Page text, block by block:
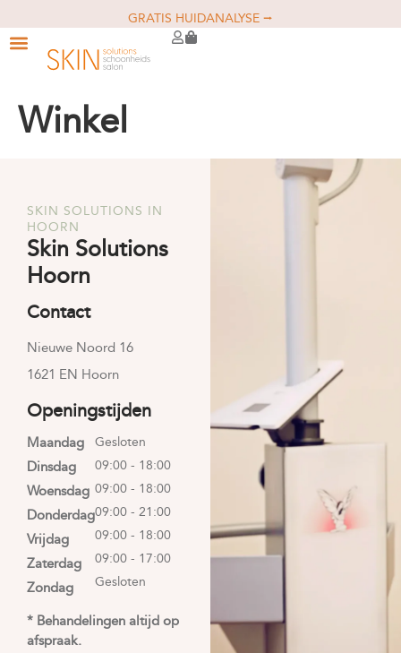
GRATIS HUIDANALYSE ⭢
Winkel
SKIN SOLUTIONS IN
HOORN
Skin Solutions
Hoorn
Contact
Nieuwe Noord 16
1621 EN Hoorn
Openingstijden
Maandag
Dinsdag
Woensdag
Donderdag
Vrijdag
Zaterdag
Zondag
Gesloten
09:00 - 18:00
09:00 - 18:00
09:00 - 21:00
09:00 - 18:00
09:00 - 17:00
Gesloten
* Behandelingen altijd op
afspraak.